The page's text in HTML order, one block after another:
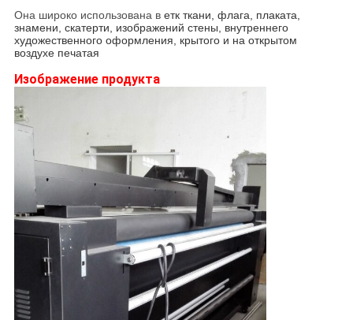
Она широко использована в етк ткани, флага, плаката,
знамени, скатерти, изображений стены, внутреннего
художественного оформления, крытого и на открытом
воздухе печатая
Изображение продукта